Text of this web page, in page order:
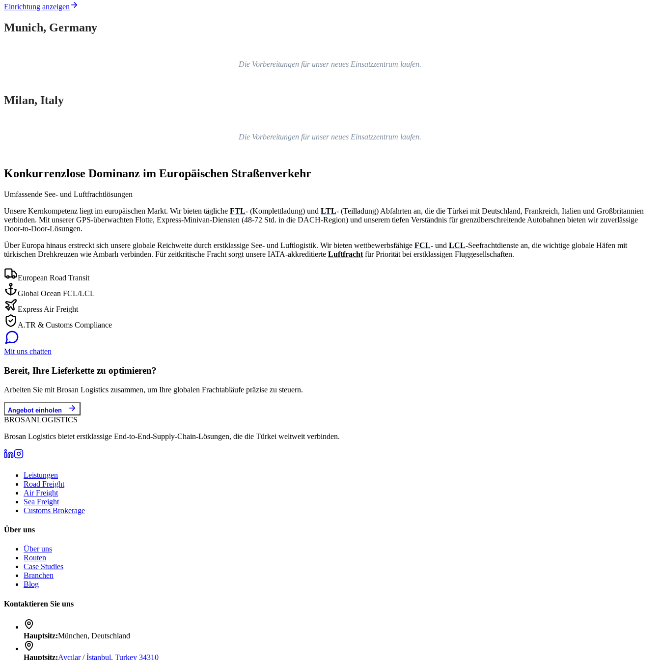
Einrichtung anzeigen
Munich, Germany
Die Vorbereitungen für unser neues Einsatzzentrum laufen.
Milan, Italy
Die Vorbereitungen für unser neues Einsatzzentrum laufen.
Konkurrenzlose Dominanz im Europäischen Straßenverkehr
Umfassende See- und Luftfrachtlösungen
Unsere Kernkompetenz liegt im europäischen Markt. Wir bieten tägliche FTL- (Komplettladung) und LTL- (Teilladung) Abfahrten an, die die Türkei mit Deutschland, Frankreich, Italien und Großbritannien
verbinden. Mit unserer GPS-überwachten Flotte, Express-Minivan-Diensten (48-72 Std. in die DACH-Region) und unserem tiefen Verständnis für grenzüberschreitende Autobahnen bieten wir zuverlässige
Door-to-Door-Lösungen.
Über Europa hinaus erstreckt sich unsere globale Reichweite durch erstklassige See- und Luftlogistik. Wir bieten wettbewerbsfähige FCL- und LCL-Seefrachtdienste an, die wichtige globale Häfen mit
türkischen Drehkreuzen wie Ambarlı verbinden. Für zeitkritische Fracht sorgt unsere IATA-akkreditierte Luftfracht für Priorität bei erstklassigen Fluggesellschaften.
European Road Transit
Global Ocean FCL/LCL
Express Air Freight
A.TR & Customs Compliance
Mit uns chatten
Bereit, Ihre Lieferkette zu optimieren?
Arbeiten Sie mit Brosan Logistics zusammen, um Ihre globalen Frachtabläufe präzise zu steuern.
Angebot einholen
BROSANLOGISTICS
Brosan Logistics bietet erstklassige End-to-End-Supply-Chain-Lösungen, die die Türkei weltweit verbinden.
Leistungen
Road Freight
Air Freight
Sea Freight
Customs Brokerage
Über uns
Über uns
Routen
Case Studies
Branchen
Blog
Kontaktieren Sie uns
Hauptsitz:München, Deutschland
Hauptsitz:Avcılar / İstanbul, Turkey 34310